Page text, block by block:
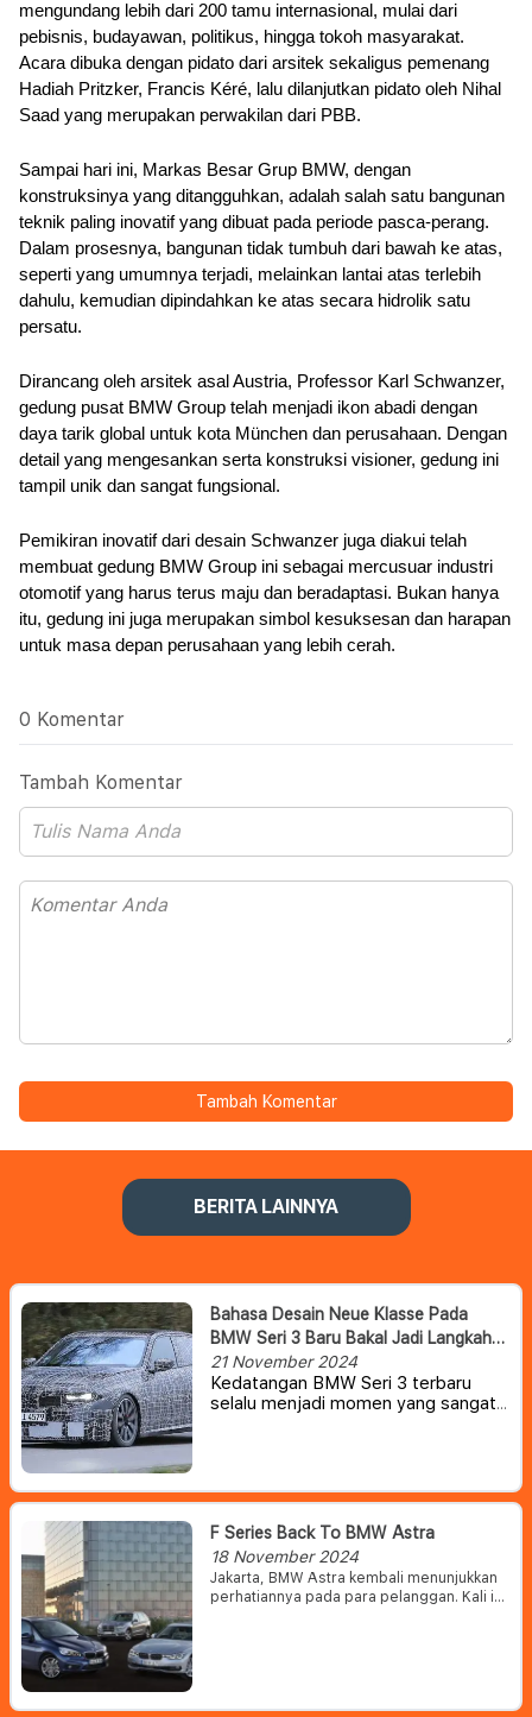
mengundang lebih dari 200 tamu internasional, mulai dari
pebisnis, budayawan, politikus, hingga tokoh masyarakat.
Acara dibuka dengan pidato dari arsitek sekaligus pemenang
Hadiah Pritzker, Francis Kéré, lalu dilanjutkan pidato oleh Nihal
Saad yang merupakan perwakilan dari PBB.
Sampai hari ini, Markas Besar Grup BMW, dengan
konstruksinya yang ditangguhkan, adalah salah satu bangunan
teknik paling inovatif yang dibuat pada periode pasca-perang.
Dalam prosesnya, bangunan tidak tumbuh dari bawah ke atas,
seperti yang umumnya terjadi, melainkan lantai atas terlebih
dahulu, kemudian dipindahkan ke atas secara hidrolik satu
persatu.
Dirancang oleh arsitek asal Austria, Professor Karl Schwanzer,
gedung pusat BMW Group telah menjadi ikon abadi dengan
daya tarik global untuk kota München dan perusahaan. Dengan
detail yang mengesankan serta konstruksi visioner, gedung ini
tampil unik dan sangat fungsional.
Pemikiran inovatif dari desain Schwanzer juga diakui telah
membuat gedung BMW Group ini sebagai mercusuar industri
otomotif yang harus terus maju dan beradaptasi. Bukan hanya
itu, gedung ini juga merupakan simbol kesuksesan dan harapan
untuk masa depan perusahaan yang lebih cerah.
0 Komentar
Tambah Komentar
Tambah Komentar
BERITA LAINNYA
Bahasa Desain Neue Klasse Pada
BMW Seri 3 Baru Bakal Jadi Langkah
Pionir
21 November 2024
Kedatangan BMW Seri 3 terbaru
selalu menjadi momen yang sangat
mengawali era baru untuk desain dan
teknologi BMW.
F Series Back To BMW Astra
18 November 2024
Jakarta, BMW Astra kembali menunjukkan
perhatiannya pada para pelanggan. Kali ini